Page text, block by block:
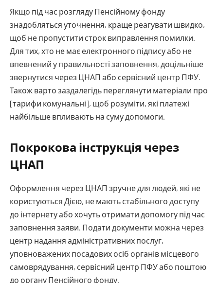
Якщо під час розгляду Пенсійному фонду
знадобляться уточнення, краще реагувати швидко,
щоб не пропустити строк виправлення помилки.
Для тих, хто не має електронного підпису або не
впевнений у правильності заповнення, доцільніше
звернутися через ЦНАП або сервісний центр ПФУ.
Також варто заздалегідь переглянути матеріали про
[тарифи комунальні], щоб розуміти, які платежі
найбільше впливають на суму допомоги.
Покрокова інструкція через
ЦНАП
Оформлення через ЦНАП зручне для людей, які не
користуються Дією, не мають стабільного доступу
до інтернету або хочуть отримати допомогу під час
заповнення заяви. Подати документи можна через
центр надання адміністративних послуг,
уповноважених посадових осіб органів місцевого
самоврядування, сервісний центр ПФУ або поштою
до органу Пенсійного фонду.